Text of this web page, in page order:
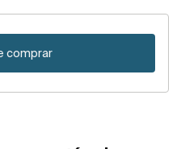
comprar